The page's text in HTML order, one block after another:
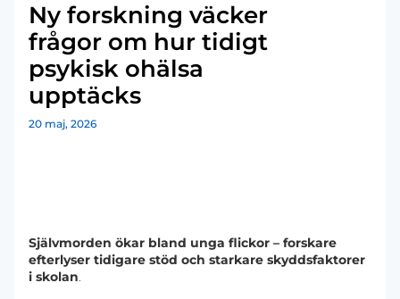
Ny forskning väcker
frågor om hur tidigt
psykisk ohälsa
upptäcks
20 maj, 2026
Självmorden ökar bland unga flickor – forskare
efterlyser tidigare stöd och starkare skyddsfaktorer
i skolan.